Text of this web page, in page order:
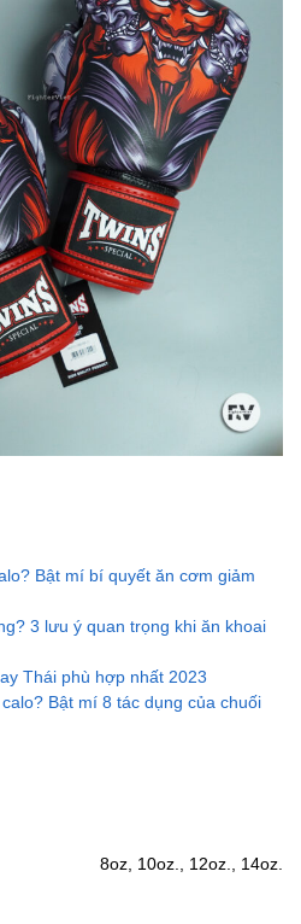
Bật mí bí quyết ăn cơm giảm
3 lưu ý quan trọng khi ăn khoai
Thái phù hợp nhất 2023
Bật mí 8 tác dụng của chuối
8oz, 10oz., 12oz., 14oz.